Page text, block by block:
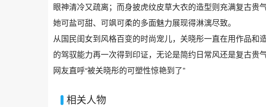
眼神清冷又疏离；而身披虎纹皮草大衣的造型则充满复古
她可盐可甜、可飒可柔的多面魅力展现得淋漓尽致。
从国民闺女到风格百变的时尚宠儿，关晓彤一直在用作品
的驾驭能力再一次得到印证，无论是简约日常风还是复古
网友直呼“被关晓彤的可塑性惊艳到了”
相关人物